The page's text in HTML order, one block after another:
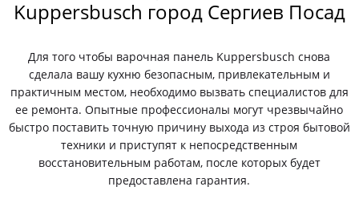
Kuppersbusch город Сергиев Посад
Для того чтобы варочная панель Kuppersbusch снова
сделала вашу кухню безопасным, привлекательным и
практичным местом, необходимо вызвать специалистов для
ее ремонта. Опытные профессионалы могут чрезвычайно
быстро поставить точную причину выхода из строя бытовой
техники и приступят к непосредственным
восстановительным работам, после которых будет
предоставлена гарантия.